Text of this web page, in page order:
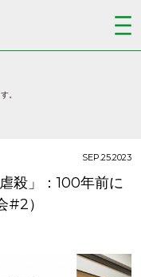
。
殺」：100年前に
#2）
SEP.25.2023